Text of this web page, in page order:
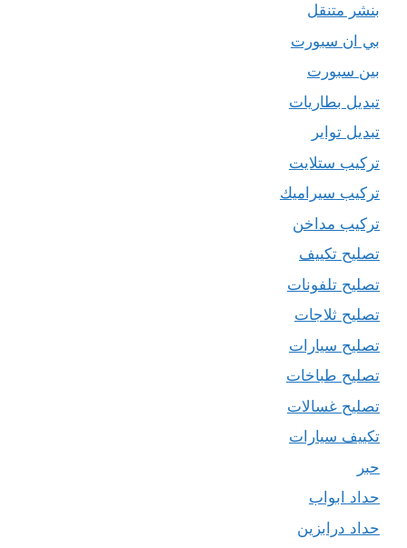
بنشر متنقل
بي ان سبورت
بين سبورت
تبديل بطاريات
تبديل تواير
تركيب ستلايت
تركيب سيراميك
تركيب مداخن
تصليح تكييف
تصليح تلفونات
تصليح ثلاجات
تصليح سيارات
تصليح طباخات
تصليح غسالات
تكييف سيارات
حبر
حداد ابواب
حداد درابزين